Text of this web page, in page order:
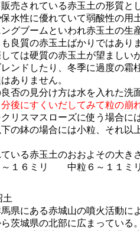
売されている赤玉土の形質と
水性に優れていて弱酸性の用
グブームといわれ赤玉土の生
良質の赤玉土ばかりではあり
ては硬質の赤玉土が望ましい
ンドしたり、冬季に過度の霜
ありません。
否の見分け方は水を入れた洗
分後にすくいだしてみて粒の崩
リスマスローズに使う場合に
下の鉢の場合には小粒、それ以
いる赤玉土のおおよその大きさ
～１６ミリ 中粒６～１１
土
県にある赤城山の噴火活動に
茨城県の北部に広まっている。